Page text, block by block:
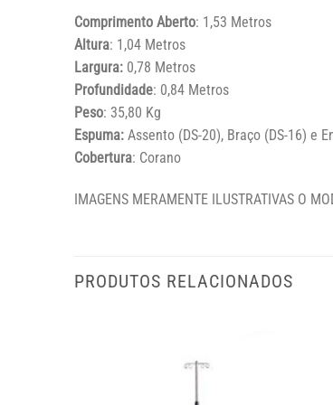
Comprimento Aberto: 1,53 Metros
Altura: 1,04 Metros
Largura: 0,78 Metros
Profundidade: 0,84 Metros
Peso: 35,80 Kg
Espuma: Assento (DS-20), Braço (DS-16) e
Cobertura: Corano
IMAGENS MERAMENTE ILUSTRATIVAS O
PRODUTOS RELACIONADOS